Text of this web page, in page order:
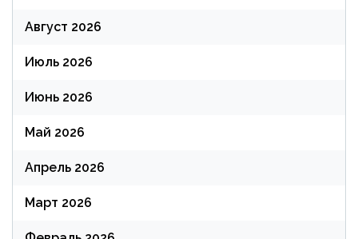
Август 2026
Июль 2026
Июнь 2026
Май 2026
Апрель 2026
Март 2026